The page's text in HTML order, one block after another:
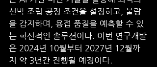
선박 조립 공정 조건을 설정하고, 불량
을 감지하며, 용접 품질을 예측할 수 있
는 혁신적인 솔루션이다. 이번 연구개발
은 2024년 10월부터 2027년 12월까
지 약 3년간 진행될 예정이다.